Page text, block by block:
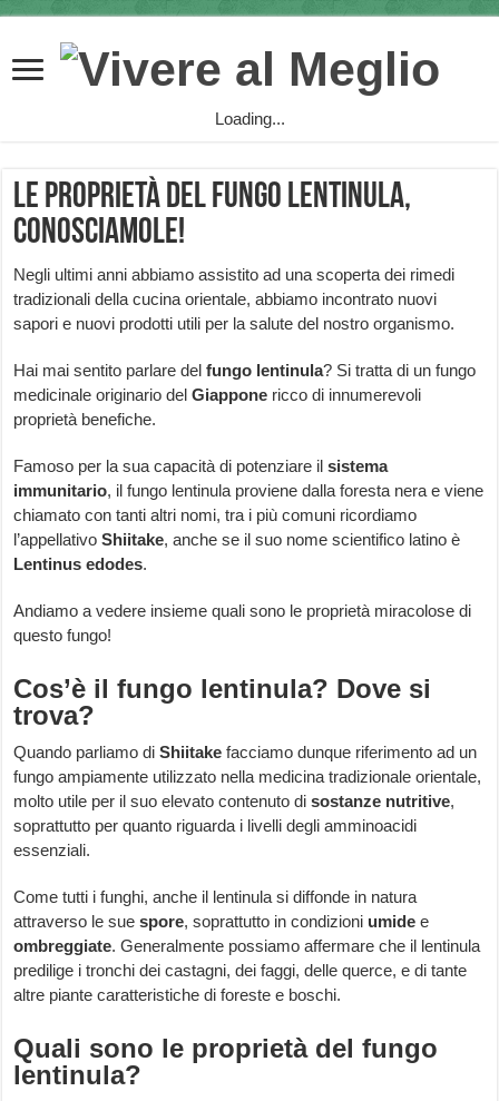
Loading...
Le proprietà del fungo lentinula,
conosciamole!
Negli ultimi anni abbiamo assistito ad una scoperta dei rimedi
tradizionali della cucina orientale, abbiamo incontrato nuovi
sapori e nuovi prodotti utili per la salute del nostro organismo.
Hai mai sentito parlare delfungo lentinula? Si tratta di un fungo
medicinale originario delGiappone ricco di innumerevoli
proprietà benefiche.
Famoso per la sua capacità di potenziare ilsistema
immunitario, il fungo lentinula proviene dalla foresta nera e viene
chiamato con tanti altri nomi, tra i più comuni ricordiamo
l’appellativoShiitake, anche se il suo nome scientifico latino è
Lentinus edodes.
Andiamo a vedere insieme quali sono le proprietà miracolose di
questo fungo!
Cos’è il fungo lentinula? Dove si
trova?
Quando parliamo diShiitake facciamo dunque riferimento ad un
fungo ampiamente utilizzato nella medicina tradizionale orientale,
molto utile per il suo elevato contenuto disostanze nutritive,
soprattutto per quanto riguarda i livelli degli amminoacidi
essenziali.
Come tutti i funghi, anche il lentinula si diffonde in natura
attraverso le suespore, soprattutto in condizioni umide e
ombreggiate. Generalmente possiamo affermare che il lentinula
predilige i tronchi dei castagni, dei faggi, delle querce, e di tante
altre piante caratteristiche di foreste e boschi.
Quali sono le proprietà del fungo
lentinula?